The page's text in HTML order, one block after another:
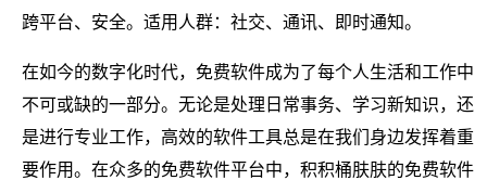
跨平台、安全。适用人群：社交、通讯、即时通知。
在如今的数字化时代，免费软件成为了每个人生活和工作中
不可或缺的一部分。无论是处理日常事务、学习新知识，还
是进行专业工作，高效的软件工具总是在我们身边发挥着重
要作用。在众多的免费软件平台中，积积桶肤肤的免费软件